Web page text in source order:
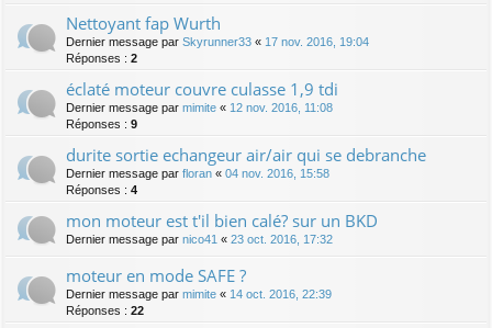
Nettoyant fap Wurth
Dernier message par Skyrunner33 « 17 nov. 2016, 19:04
Réponses : 2
éclaté moteur couvre culasse 1,9 tdi
Dernier message par mimite « 12 nov. 2016, 11:08
Réponses : 9
durite sortie echangeur air/air qui se debranche
Dernier message par floran « 04 nov. 2016, 15:58
Réponses : 4
mon moteur est t'il bien calé? sur un BKD
Dernier message par nico41 « 23 oct. 2016, 17:32
moteur en mode SAFE ?
Dernier message par mimite « 14 oct. 2016, 22:39
Réponses : 22